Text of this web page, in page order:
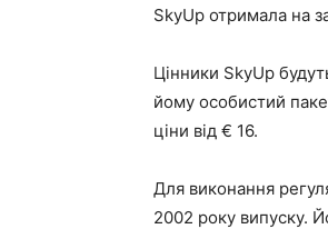
SkyUp отримала на
Цінники SkyUp
йому особистий
ціни від € 16.
Для виконання
2002 року випуску.